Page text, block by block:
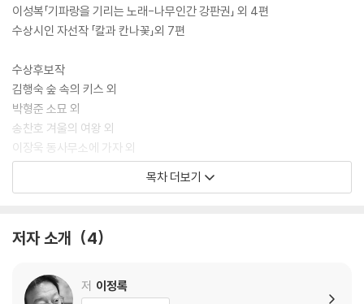
이성복「기파랑을 기리는 노래-나무인간 강판권」 외 4편
수상시인 자선작 「칼과 칸나꽃」외 7편
수상후보작
김행숙 숲 속의 키스 외
박형준 소묘 외
송찬호 겨울의 여왕 외
이장욱 동사무소에 가자 외
이정록 꽃살문 외
황동규 어느 초밤 화성시 궁평항 외
나희덕 꽃바구니 외
목차 더보기
저자 소개 4
저 이정록